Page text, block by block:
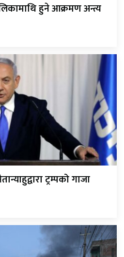
हुने आक्रमण अन्त्य
ट्रम्पको गाजा